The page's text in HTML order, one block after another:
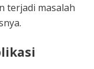
terjadi masalah